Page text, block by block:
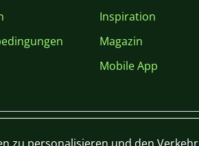
Inspiration
Magazin
Mobile App